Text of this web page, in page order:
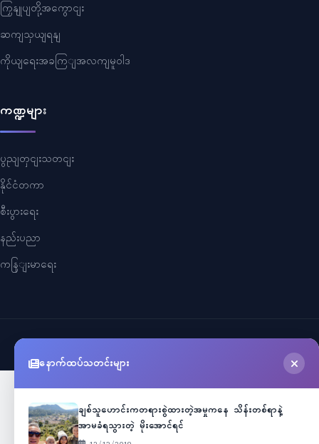
ကြှနျုပျတို့အကွောငျး
ဆကျသှယျရနျ
ကိုယျရေးအခကြျအလကျမူဝါဒ
ကဏ္ဍများ
ပွညျတှငျးသတငျး
နိုင်ငံတကာ
စီးပွားရေး
နည်းပညာ
ကနြျးမာရေး
နောက်ထပ်သတင်းများ
ချစ်သူဟောင်းကတရားစွဲထားတဲ့အမှုကနေ သိန်းတစ်ရာနဲ့
အာမခံရသွားတဲ့ မိုးအောင်ရင်